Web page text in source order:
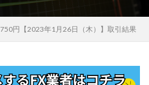
円【2023年1月26日（木）】取引結果